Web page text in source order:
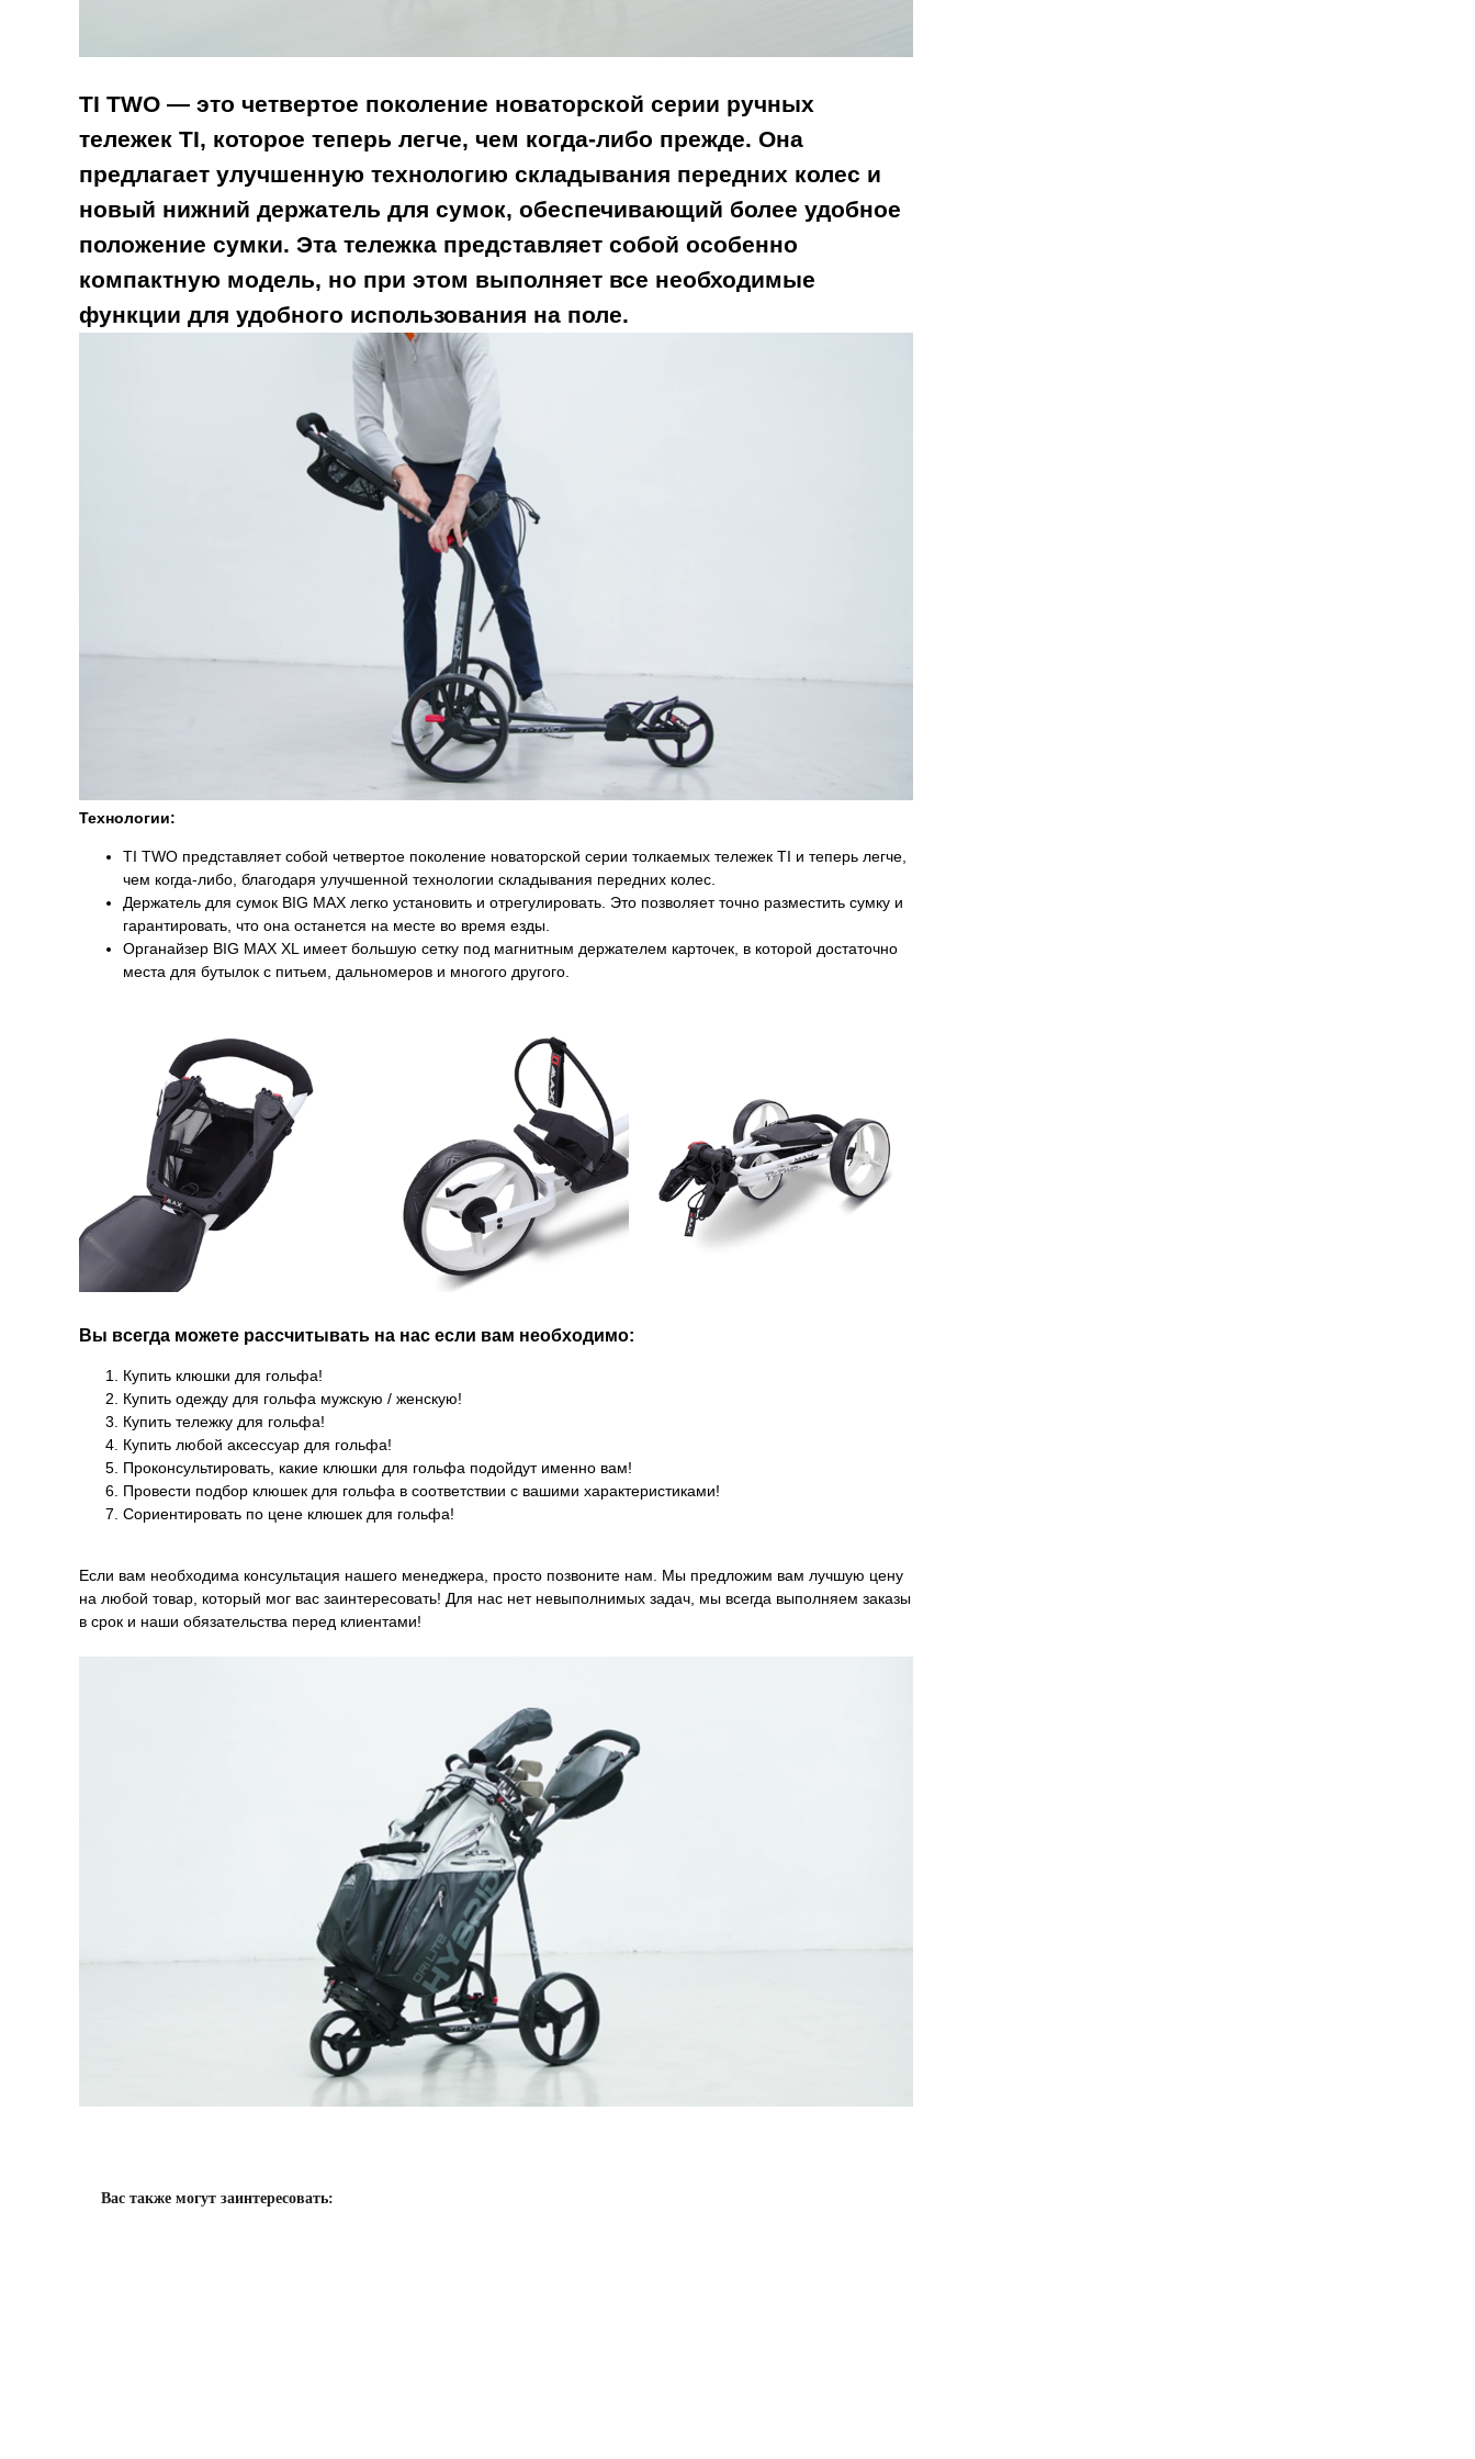
TI TWO — это четвертое поколение новаторской серии ручных
тележек TI, которое теперь легче, чем когда-либо прежде. Она
предлагает улучшенную технологию складывания передних колес и
новый нижний держатель для сумок, обеспечивающий более удобное
положение сумки. Эта тележка представляет собой особенно
компактную модель, но при этом выполняет все необходимые
функции для удобного использования на поле.
Технологии:
TI TWO представляет собой четвертое поколение новаторской серии толкаемых тележек TI и теперь легче,
чем когда-либо, благодаря улучшенной технологии складывания передних колес.
Держатель для сумок BIG MAX легко установить и отрегулировать. Это позволяет точно разместить сумку и
гарантировать, что она останется на месте во время езды.
Органайзер BIG MAX XL имеет большую сетку под магнитным держателем карточек, в которой достаточно
места для бутылок с питьем, дальномеров и многого другого.
Вы всегда можете рассчитывать на нас если вам необходимо:
Купить клюшки для гольфа!
Купить одежду для гольфа мужскую / женскую!
Купить тележку для гольфа!
Купить любой аксессуар для гольфа!
Проконсультировать, какие клюшки для гольфа подойдут именно вам!
Провести подбор клюшек для гольфа в соответствии с вашими характеристиками!
Сориентировать по цене клюшек для гольфа!
Если вам необходима консультация нашего менеджера, просто позвоните нам. Мы предложим вам лучшую цену
на любой товар, который мог вас заинтересовать! Для нас нет невыполнимых задач, мы всегда выполняем заказы
в срок и наши обязательства перед клиентами!
Вас также могут заинтересовать: